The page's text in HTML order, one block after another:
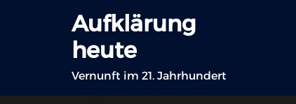
Aufklärung
heute
Vernunft im 21. Jahrhundert